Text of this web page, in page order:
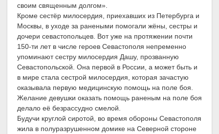
своим священным долгом».
Кроме сестёр милосердия, приехавших из Петербурга и
Москвы, в уходе за ранеными помогали жёны, сестры и
дочери севастопольцев. Вот уже на протяжении почти
150-ти лет в числе героев Севастополя непременно
упоминают сестру милосердия Дашу, прозванную
Севастопольской. Она первой в России, а может быть и
в мире стала сестрой милосердия, которая зачастую
оказывала первую медицинскую помощь на поле боя.
Желание девушки оказать помощь раненым на поле боя
делало её безрассудно смелой.
Будучи круглой сиротой, во время обороны Севастополя
жила в полуразрушенном домике на Северной стороне